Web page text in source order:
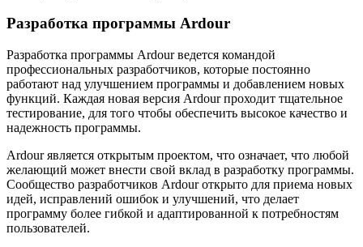
Разработка программы Ardour
Разработка программы Ardour ведется командой
профессиональных разработчиков, которые постоянно
работают над улучшением программы и добавлением новых
функций. Каждая новая версия Ardour проходит тщательное
тестирование, для того чтобы обеспечить высокое качество и
надежность программы.
Ardour является открытым проектом, что означает, что любой
желающий может внести свой вклад в разработку программы.
Сообщество разработчиков Ardour открыто для приема новых
идей, исправлений ошибок и улучшений, что делает
программу более гибкой и адаптированной к потребностям
пользователей.